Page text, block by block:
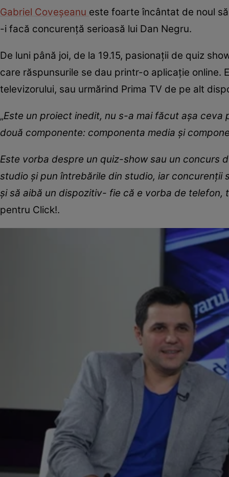
Gabriel Coveșeanu este foarte încântat de noul
-i facă concurență serioasă lui Dan Negru.
De luni până joi, de la 19.15, pasionații de quiz
care răspunsurile se dau printr-o aplicație
televizorului, sau urmărind Prima TV de pe alt
„Este un proiect inedit, nu s-a mai făcut așa ceva
două componente: componenta media și
Este vorba despre un quiz-show sau un concurs
studio și pun întrebările din studio, iar
și să aibă un dispozitiv- fie că e vorba de telefon,
pentru Click!.